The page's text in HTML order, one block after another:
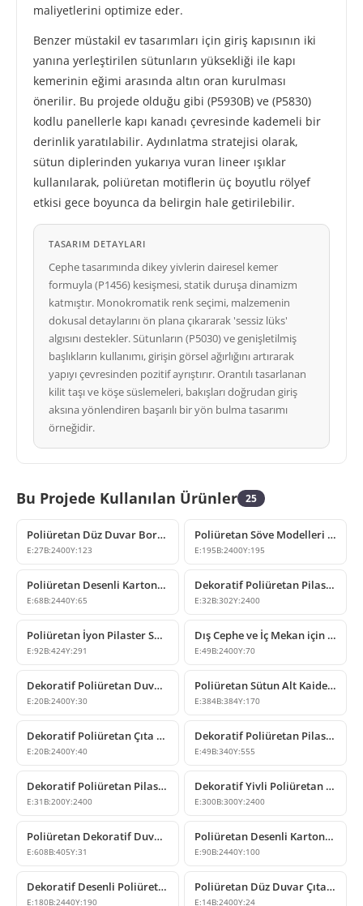
maliyetlerini optimize eder.
Benzer müstakil ev tasarımları için giriş kapısının iki
yanına yerleştirilen sütunların yüksekliği ile kapı
kemerinin eğimi arasında altın oran kurulması
önerilir. Bu projede olduğu gibi (P5930B) ve (P5830)
kodlu panellerle kapı kanadı çevresinde kademeli bir
derinlik yaratılabilir. Aydınlatma stratejisi olarak,
sütun diplerinden yukarıya vuran lineer ışıklar
kullanılarak, poliüretan motiflerin üç boyutlu rölyef
etkisi gece boyunca da belirgin hale getirilebilir.
TASARIM DETAYLARI
Cephe tasarımında dikey yivlerin dairesel kemer
formuyla (P1456) kesişmesi, statik duruşa dinamizm
katmıştır. Monokromatik renk seçimi, malzemenin
dokusal detaylarını ön plana çıkararak 'sessiz lüks'
algısını destekler. Sütunların (P5030) ve genişletilmiş
başlıkların kullanımı, girişin görsel ağırlığını artırarak
yapıyı çevresinden pozitif ayrıştırır. Orantılı tasarlanan
kilit taşı ve köşe süslemeleri, bakışları doğrudan giriş
aksına yönlendiren başarılı bir yön bulma tasarımı
örneğidir.
Bu Projede Kullanılan Ürünler 25
Poliüretan Düz Duvar Bordürü ve Silme Modeli
E:27B:2400Y:123
Poliüretan Söve Modelleri ve Dekoratif Pencere Kenarı P1459
E:195B:2400Y:195
Poliüretan Desenli Kartonpiyer Modelleri
E:68B:2440Y:65
Dekoratif Poliüretan Pilaster Sütun Panel Tasarımı
E:32B:302Y:2400
Poliüretan İyon Pilaster Sütun Başlığı Modeli
E:92B:424Y:291
Dış Cephe ve İç Mekan için Poliüretan Söve Modeli
E:49B:2400Y:70
Dekoratif Poliüretan Duvar Çıtası Modelleri P85403
E:20B:2400Y:30
Poliüretan Sütun Alt Kaidesi ve Dekoratif Ayak Modeli
E:384B:384Y:170
Dekoratif Poliüretan Çıta ve Duvar Profili Modeli
E:20B:2400Y:40
Dekoratif Poliüretan Pilaster Sütun Alt Kaidesi Modelleri
E:49B:340Y:555
Dekoratif Poliüretan Pilaster Duvar Sütunu Modelleri
E:31 B:200Y:2400
Dekoratif Yivli Poliüretan Sütun Gövdesi Modelleri
E:300B:300Y:2400
Poliüretan Dekoratif Duvar Köşe Süsleme Modelleri
E:608B:405Y:31
Poliüretan Desenli Kartonpiyer Modeli
E:90B:2440Y:100
Dekoratif Desenli Poliüretan Kartonpiyer Modeli
E:180B:2440Y:190
Poliüretan Düz Duvar Çıtası ve Dekoratif Kenar Profili
E:14B:2400Y:24